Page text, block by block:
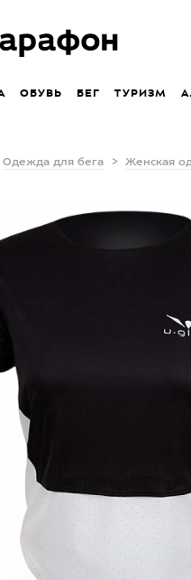
ОБУВЬ БЕГ ТУРИЗМ
Одежда для бега Женская